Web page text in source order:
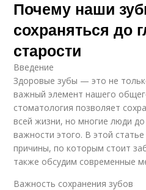
Почему наши
сохраняться до
старости
Введение
Здоровые зубы — это не
важный элемент нашего
стоматология позволяет
всей жизни, но многие люди
важности этого. В этой
причины, по которым стоит
также обсудим современные
Важность сохранения зубов